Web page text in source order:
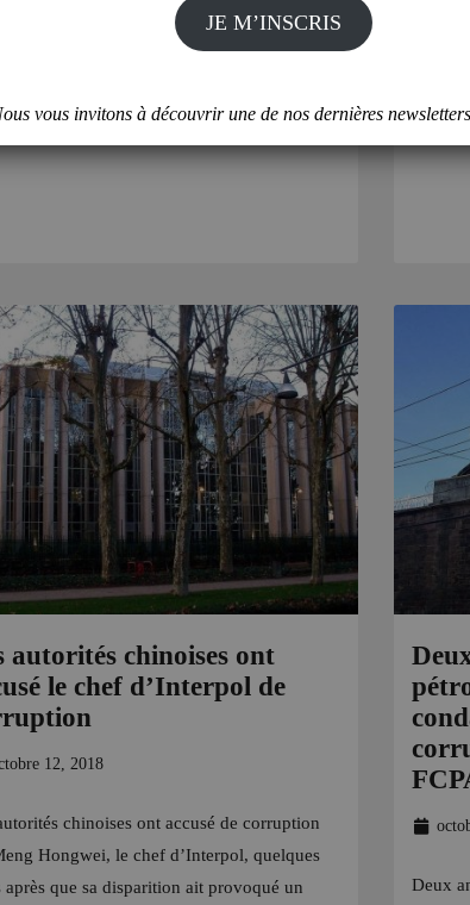
autorités chinoises ont
le chef d’Interpol de
12, 2018
chinoises ont accusé de corruption
Hongwei, le chef d’Interpol, quelques
après que sa disparition ait provoqué un
Deux
JE M’INSCRIS
vous invitons à découvrir une de nos dernières newsletters,